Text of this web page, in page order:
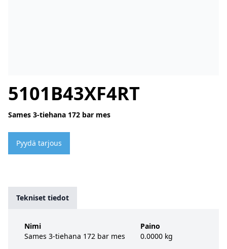
5101B43XF4RT
Sames 3-tiehana 172 bar mes
Pyydä tarjous
Tekniset tiedot
Nimi
Sames 3-tiehana 172 bar mes
Paino
0.0000 kg